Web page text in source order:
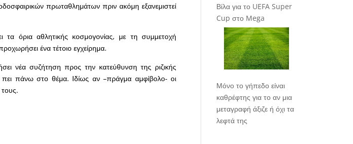
πρωταθλημάτων πριν ακόμη εξανεμιστεί
τα όρια αθλητικής κοσμογονίας, με τη συμμετοχή
ένα τέτοιο εγχείρημα.
νέα συζήτηση προς την κατεύθυνση της ριζικής
πάνω στο θέμα. Ιδίως αν –πράγμα αμφίβολο- οι
Βίλα για το UEFA Super
Cup στο Mega
Μόνο το γήπεδο είναι
καθρέφτης για το αν μια
μεταγραφή άξιζε ή όχι τα
λεφτά της